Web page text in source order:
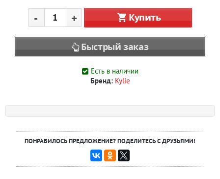
- + Купить
Быстрый заказ
Есть в наличии
Бренд: Kylie
ПОНРАВИЛОСЬ ПРЕДЛОЖЕНИЕ? ПОДЕЛИТЕСЬ С ДРУЗЬЯМИ!